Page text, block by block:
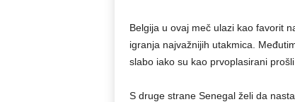
Belgija u ovaj meč ulazi kao favorit
igranja najvažnijih utakmica.
slabo iako su kao prvoplasirani
S druge strane Senegal želi da